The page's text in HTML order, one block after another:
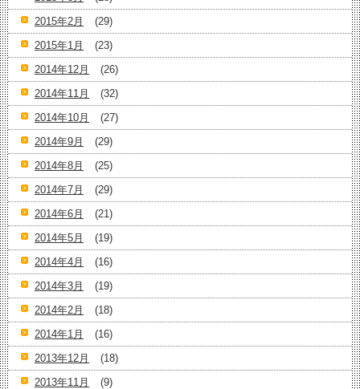
2015年2月
(29)
2015年1月
(23)
2014年12月
(26)
2014年11月
(32)
2014年10月
(27)
2014年9月
(29)
2014年8月
(25)
2014年7月
(29)
2014年6月
(21)
2014年5月
(19)
2014年4月
(16)
2014年3月
(19)
2014年2月
(18)
2014年1月
(16)
2013年12月
(18)
2013年11月
(9)